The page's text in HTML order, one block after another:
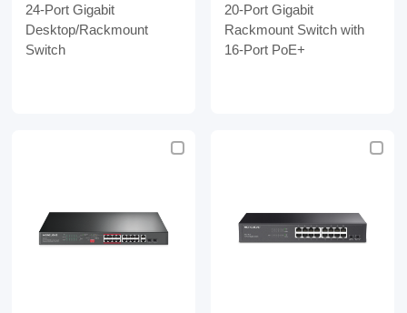
24-Port Gigabit
Desktop/Rackmount
Switch
20-Port Gigabit
Rackmount Switch with
16-Port PoE+